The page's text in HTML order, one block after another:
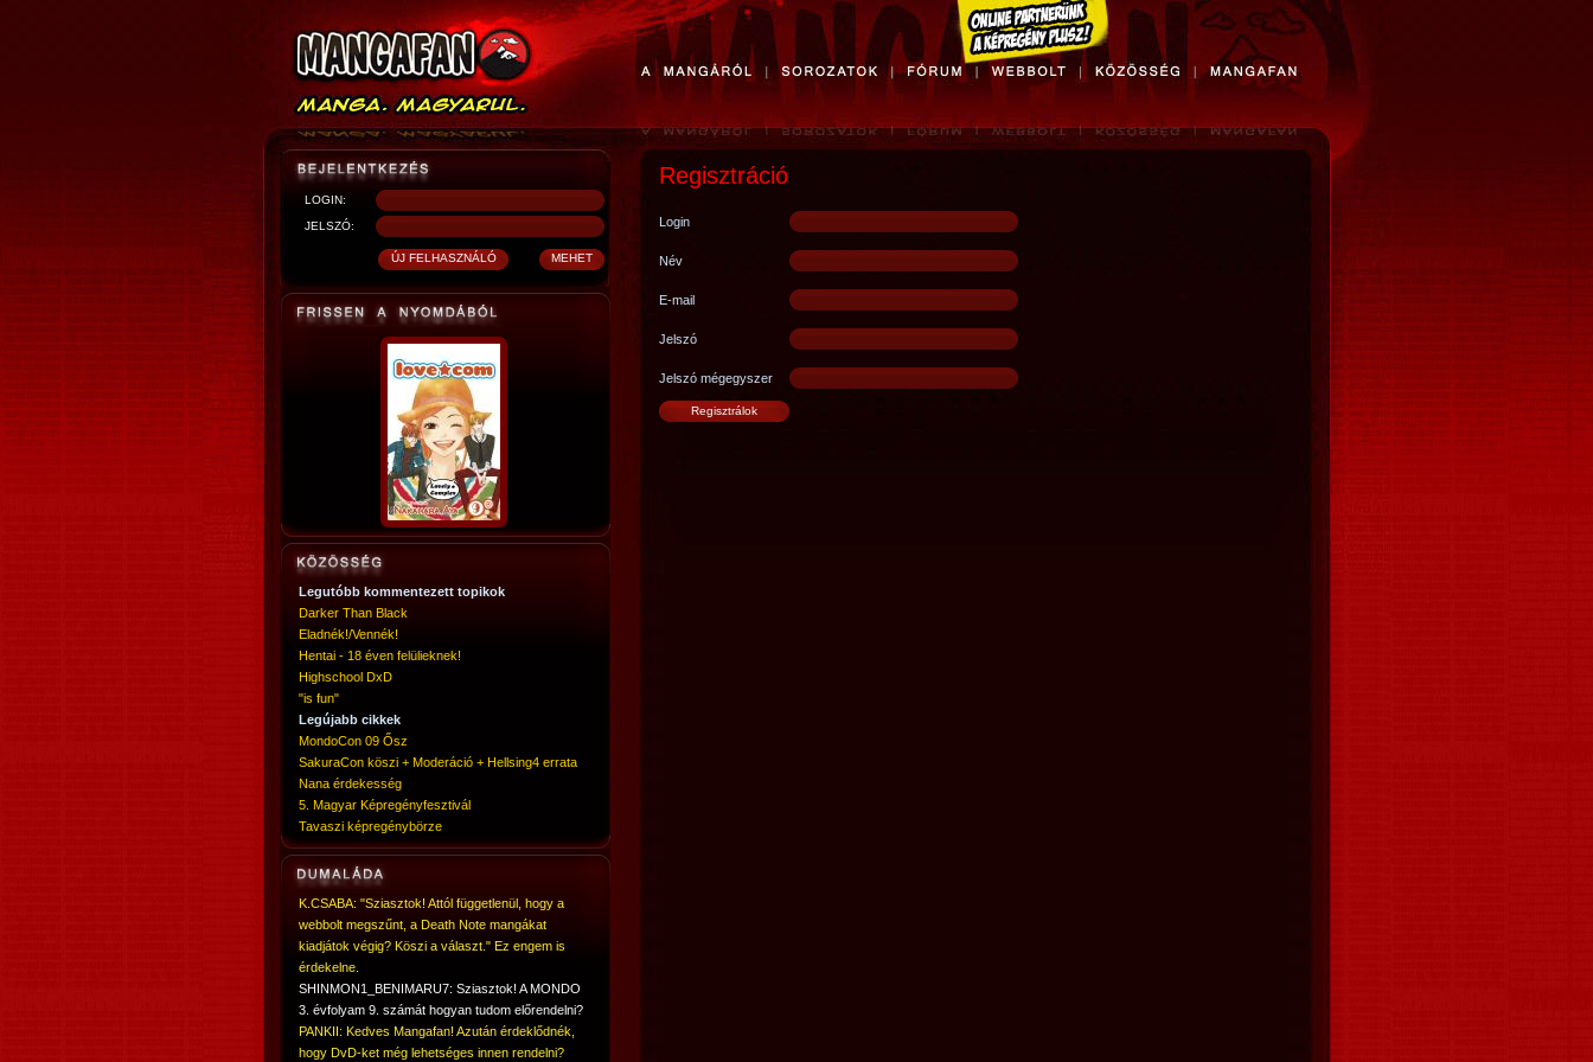
LOGIN:
JELSZÓ:
Legutóbb kommentezett topikok
Darker Than Black
Eladnék!/Vennék!
Hentai - 18 éven felülieknek!
Highschool DxD
"is fun"
Legújabb cikkek
MondoCon 09 Ősz
SakuraCon köszi + Moderáció + Hellsing4 errata
Nana érdekesség
5. Magyar Képregényfesztivál
Tavaszi képregénybörze
K.CSABA: "Sziasztok! Attól függetlenül, hogy a
webbolt megszűnt, a Death Note mangákat
kiadjátok végig? Köszi a választ." Ez engem is
érdekelne.
SHINMON1_BENIMARU7: Sziasztok! A MONDO
3. évfolyam 9. számát hogyan tudom előrendelni?
PANKII: Kedves Mangafan! Azután érdeklődnék,
hogy DvD-ket még lehetséges innen rendelni?
Regisztráció
Login
Név
E-mail
Jelszó
Jelszó mégegyszer